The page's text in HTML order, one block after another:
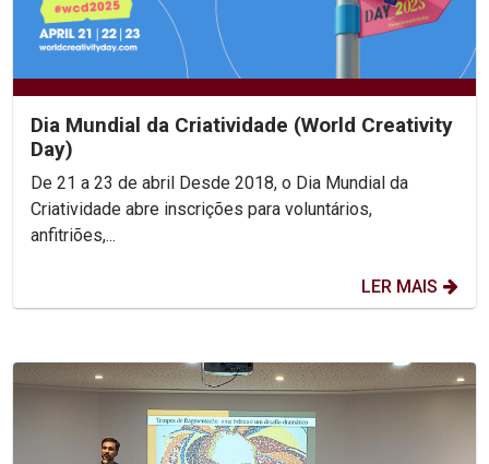
Dia Mundial da Criatividade (World Creativity
Day)
De 21 a 23 de abril Desde 2018, o Dia Mundial da
Criatividade abre inscrições para voluntários,
anfitriões,...
LER MAIS